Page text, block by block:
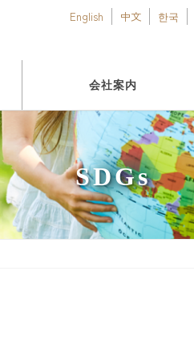
English 中文 한국
会社案内
SDGs